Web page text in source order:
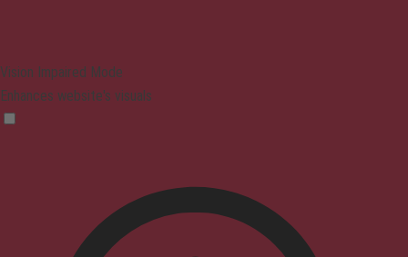
Vision Impaired Mode
Enhances website's visuals